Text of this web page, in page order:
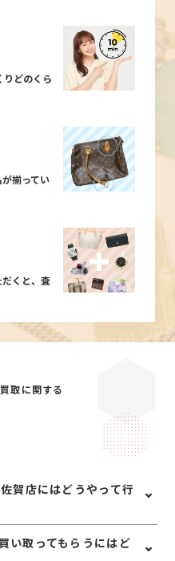
どのくら
揃ってい
くと、査
取に関する
賀店にはどうやって行
賀大和ICで下りて、国道
向かい車で約15分の場所に
い取ってもらうにはど